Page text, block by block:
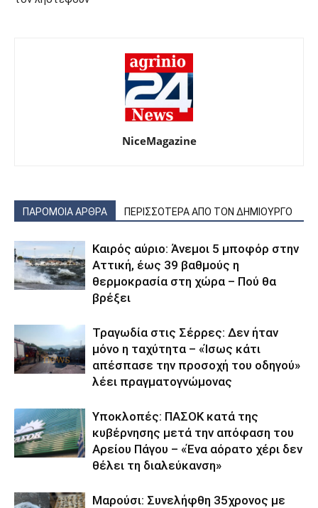
NiceMagazine
ΠΑΡΟΜΟΙΑ ΑΡΘΡΑ ΠΕΡΙΣΣΟΤΕΡΑ ΑΠΟ ΤΟΝ ΔΗΜΙΟΥΡΓΟ
Καιρός αύριο: Άνεμοι 5 μποφόρ στην
Αττική, έως 39 βαθμούς η
θερμοκρασία στη χώρα – Πού θα
βρέξει
Τραγωδία στις Σέρρες: Δεν ήταν
μόνο η ταχύτητα – «Ίσως κάτι
απέσπασε την προσοχή του οδηγού»
λέει πραγματογνώμονας
Υποκλοπές: ΠΑΣΟΚ κατά της
κυβέρνησης μετά την απόφαση του
Αρείου Πάγου – «Ένα αόρατο χέρι δεν
θέλει τη διαλεύκανση»
Μαρούσι: Συνελήφθη 35χρονος με